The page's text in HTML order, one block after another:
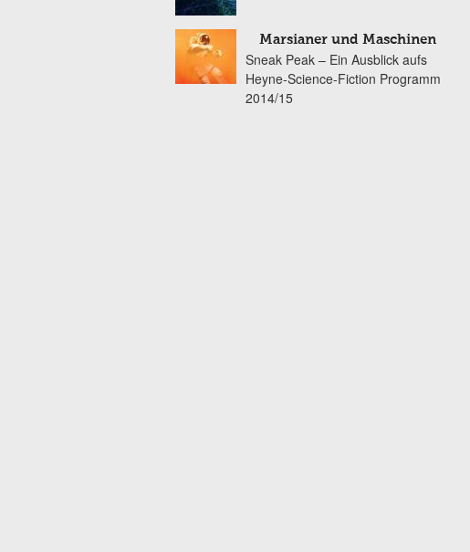
Marsianer und Maschinen
Sneak Peak – Ein Ausblick aufs
Heyne-Science-Fiction Programm
2014/15